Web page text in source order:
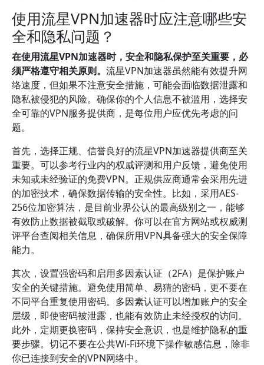
使用流星VPN加速器时应注意哪些安
全和隐私问题？
在使用流星VPN加速器时，安全和隐私保护至关重要，必
须严格遵守相关原则。 流星VPN加速器虽然能有效提升网
络速度，但如果不注意安全措施，可能会面临数据泄露和
隐私被侵犯的风险。确保你的个人信息不被滥用，选择安
全可靠的VPN服务提供商，是每位用户应优先考虑的问
题。
首先，选择正规、信誉良好的流星VPN加速器提供商至关
重要。可以参考行业内的权威评测和用户反馈，避免使用
未知或未经验证的免费VPN。正规供应商通常会采用先进
的加密技术，确保数据传输的安全性。比如，采用AES-
256位加密算法，是目前业界公认的最高级别之一，能够
有效防止数据被截取或破解。你可以在官方网站或权威测
评平台查阅相关信息，确保所用VPN具备强大的安全保障
能力。
其次，设置强密码和启用多因素认证（2FA）是保护账户
安全的关键措施。避免使用简单、易猜的密码，更不要在
不同平台重复使用密码。多因素认证可以增加账户的安全
层级，即使密码被泄露，也能有效防止未经授权的访问。
此外，定期更换密码，保持安全意识，也是维护隐私的重
要步骤。切记不要在公共Wi-Fi环境下操作敏感信息，除非
你已连接到安全的VPN网络中。